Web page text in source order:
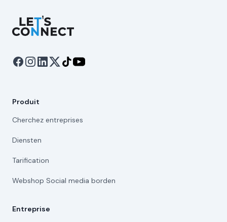
Let's Connect
Produit
Cherchez entreprises
Diensten
Tarification
Webshop Social media borden
Entreprise